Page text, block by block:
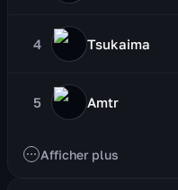
4 Tsukaima
5 Amtr
Afficher plus